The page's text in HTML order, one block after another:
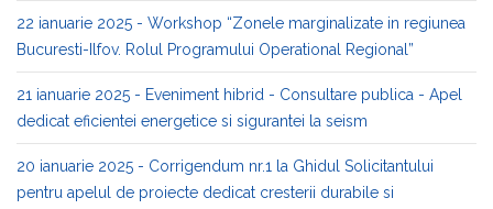
22 ianuarie 2025 - Workshop “Zonele marginalizate in regiunea
Bucuresti-Ilfov. Rolul Programului Operational Regional”
21 ianuarie 2025 - Eveniment hibrid - Consultare publica - Apel
dedicat eficientei energetice si sigurantei la seism
20 ianuarie 2025 - Corrigendum nr.1 la Ghidul Solicitantului
pentru apelul de proiecte dedicat cresterii durabile si